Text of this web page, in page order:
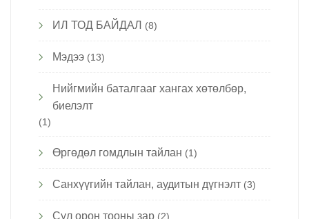
ИЛ ТОД БАЙДАЛ (8)
Мэдээ (13)
Нийгмийн баталгааг хангах хөтөлбөр,
биелэлт
(1)
Өргөдөл гомдлын тайлан (1)
Санхүүгийн тайлан, аудитын дүгнэлт (3)
Сул орон тооны зар (2)